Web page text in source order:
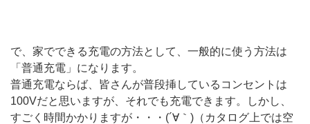
で、家でできる充電の方法として、一般的に使う方法は
「普通充電」になります。
普通充電ならば、皆さんが普段挿しているコンセントは
100Vだと思いますが、それでも充電できます。しかし、
すごく時間かかりますが・・・(´∀｀)（カタログ上では空